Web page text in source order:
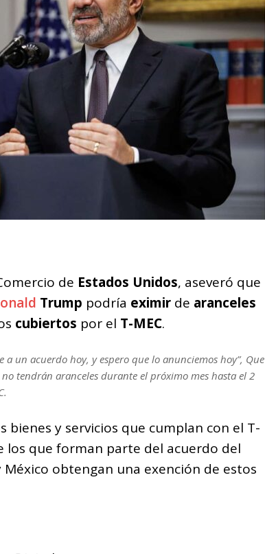
de Estados Unidos, aseveró que
Trump podría eximir de aranceles
cubiertos por el T-MEC.
a un acuerdo hoy, y espero que lo anunciemos hoy”, Que
tendrán aranceles durante el próximo mes hasta el 2
bienes y servicios que cumplan con el T-
los que forman parte del acuerdo del
obtengan una exención de estos